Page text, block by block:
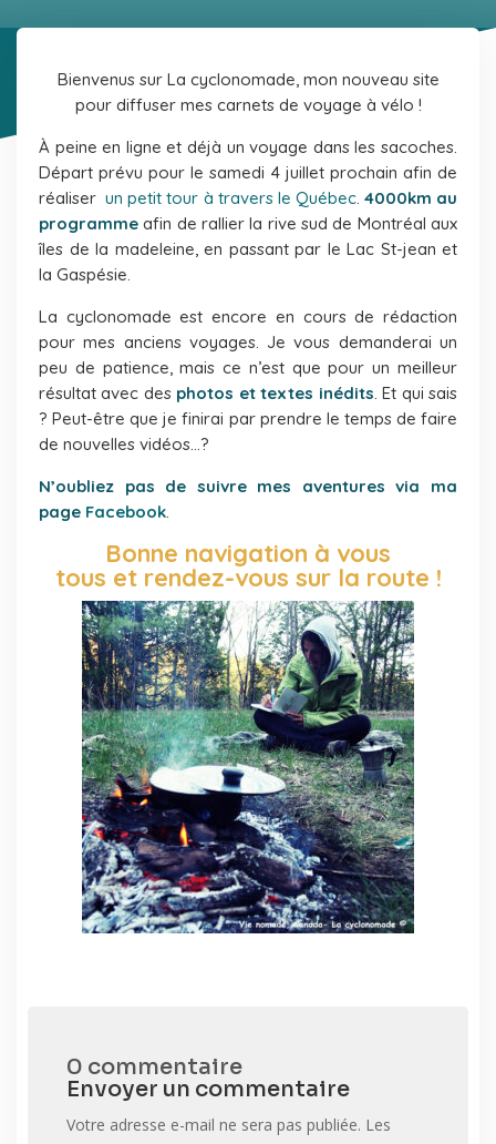
Bienvenus sur La cyclonomade, mon nouveau site
pour diffuser mes carnets de voyage à vélo !
À peine en ligne et déjà un voyage dans les sacoches.
Départ prévu pour le samedi 4 juillet prochain afin de
réaliserun petit tour à travers le Québec. 4000km au
programme afin de rallier la rive sud de Montréal aux
îles de la madeleine, en passant par le Lac St-jean et
la Gaspésie.
La cyclonomade est encore en cours de rédaction
pour mes anciens voyages. Je vous demanderai un
peu de patience, mais ce n’est que pour un meilleur
résultat avec des photos et textes inédits. Et qui sais
? Peut-être que je finirai par prendre le temps de faire
de nouvelles vidéos…?
N’oubliez pas de suivre mes aventures via ma
page Facebook.
Bonne navigation à vous
tous et rendez-vous sur la route !
0 commentaire
Envoyer un commentaire
Votre adresse e-mail ne sera pas publiée. Les